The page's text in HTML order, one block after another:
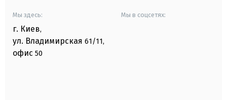
Мы здесь:
г. Киев,
ул. Владимирская 61/11,
офис 50
Мы в соцсетях: